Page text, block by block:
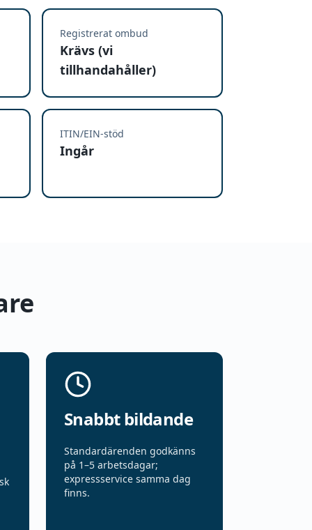
Registrerat ombud
Krävs (vi
tillhandahåller)
ITIN/EIN-stöd
Ingår
Snabbt bildande
Standardärenden godkänns
på 1–5 arbetsdagar;
expressservice samma dag
finns.